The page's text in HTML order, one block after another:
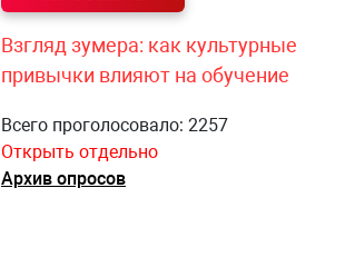
Взгляд зумера: как культурные
привычки влияют на обучение
Всего проголосовало: 2257
Открыть отдельно
Архив опросов